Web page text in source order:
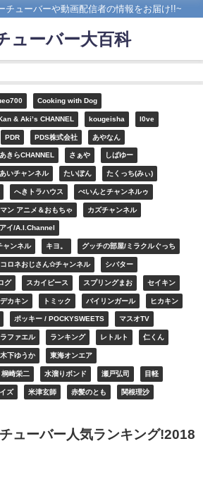
チューバーや動画配信者の情報をお届け!!~
ューバー大百科
Cooking with Dog
& Aki’s CHANNEL kougeisha l0ve
PDR PDS株式会社 あやなん
きらCHANNEL さぁや しばゆー
いチャンネル たいぽん たくっち(みぃ)
へきトラハウス ぺいんとチャンネルゥ
ン アニメ＆おもちゃ カズチャンネル
イ/A.I.Channel
ャンネル キヨ。 グッチの部屋/ミラクルぐっち
コロネおじさん✩チャンネル シバター
グ スカイピース スプリングまお セイキン
デカキン トミック バイリンガール ヒカキン
ポッキー / POCKYSWEETS マスオTV
ラファエル ランキング レトルト 仁くん
木下ゆうか 東海オンエア
桐崎栄二 水溜りボンド 瀬戸弘司 目軽
ズ 米津玄師 赤髪のとも 関根理沙
ューバー人気ランキング!2018